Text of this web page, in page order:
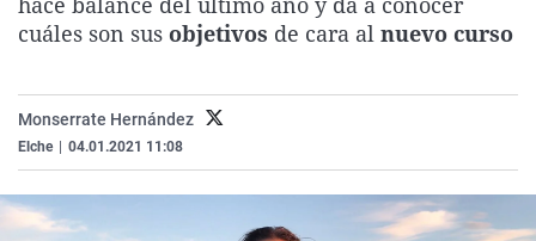
La rosa de los vientos
Como el perro y el
Caso
Equipo de
Extremadura
La Rioja
Virales
Elecciones
cuáles son sus objetivos de cara al nuevo curso
Monserrate Hernández
Elche 04.01.2021 11:08